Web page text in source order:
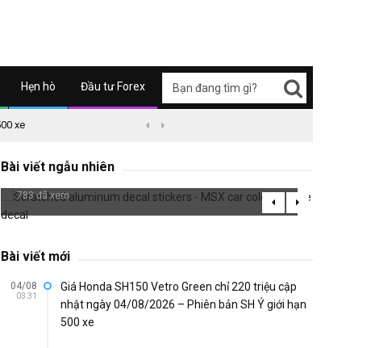
Hẹn hò Đầu tư Forex
xe  
Bài viết ngẫu nhiên
MSX car color change decal
783 đã xem
Bài viết mới
04/08
03:31
Giá Honda SH150 Vetro Green chỉ 220 triệu cập
nhật ngày 04/08/2026 – Phiên bản SH Ý giới hạn
500 xe